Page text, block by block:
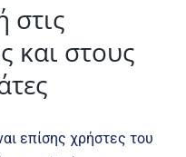
στις
και στους
επίσης χρήστες του